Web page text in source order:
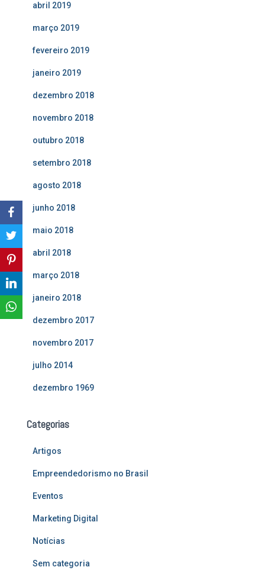
abril 2019
março 2019
fevereiro 2019
janeiro 2019
dezembro 2018
novembro 2018
outubro 2018
setembro 2018
agosto 2018
junho 2018
maio 2018
abril 2018
março 2018
janeiro 2018
dezembro 2017
novembro 2017
julho 2014
dezembro 1969
Categorias
Artigos
Empreendedorismo no Brasil
Eventos
Marketing Digital
Notícias
Sem categoria